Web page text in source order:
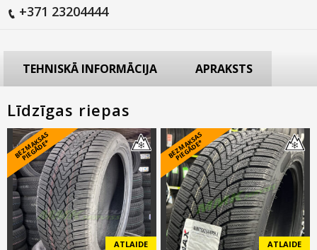
+371 23204444
TEHNISKĀ INFORMĀCIJA APRAKSTS
Līdzīgas riepas
B
E
Z
M
A
K
S
A
S
PI
E
G
Ā
D
E
*
ATLAIDE
B
E
Z
M
A
K
S
A
S
PI
E
G
Ā
D
E
*
ATLAIDE